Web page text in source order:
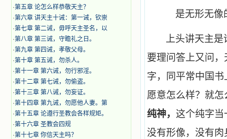
·第五章 论怎么样恭敬天主？
·第六章 讲天主十诫：第一诫，钦崇
·第七章 第二诫，毋呼天主圣名，以
·第八章 第三诫，守瞻礼之日。
·第九章 第四诫，孝敬父母。
·第十章 第五诫，勿杀人。
·第十一章 第六诫，勿行邪淫。
·第十二章 第七诫，勿偷盗。
·第十三章 第八诫，勿妄证。
·第十四章 第九诫，勿愿他人妻。第
·第十五章 论遵行圣教会各样规矩。
·第十六章 圣教会四规
·第十七章 你信天主吗？
是无形无像
上头讲天主
要理问答上又问
字，同平常中国 书
愿意怎么样？就
纯神， 这个纯字
没有形像，没有